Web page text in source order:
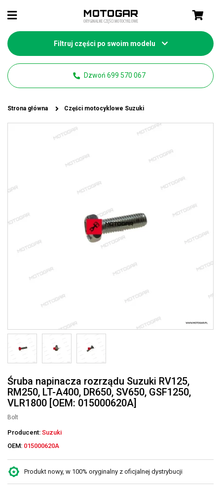
Filtruj części po swoim modelu
Dzwoń 699 570 067
Strona główna Części motocyklowe Suzuki
Śruba napinacza rozrządu Suzuki RV125,
RM250, LT-A400, DR650, SV650, GSF1250,
VLR1800 [OEM: 015000620A]
Bolt
Producent: Suzuki
OEM: 015000620A
Produkt nowy, w 100% oryginalny z oficjalnej dystrybucji